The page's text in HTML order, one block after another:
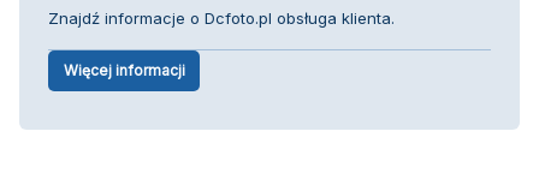
Znajdź informacje o Dcfoto.pl obsługa klienta.
Więcej informacji